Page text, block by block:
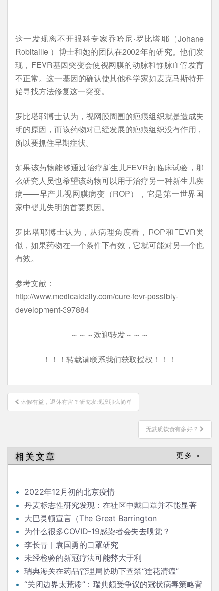
这一发现离不开眼科专家乔哈尼·罗比塔耶（Johane
Robitaille ）博士和她的团队在2002年的研究。他们发
现，FEVR基因突变会使视网膜的动脉和静脉血管发育
不正常。这一基因的确认使其他科学家如麦克马斯特开
始寻找方法修复这一突变。
罗比塔耶博士认为，视网膜周围的疤痕组织就是造成失
明的原因，而该药物对已经发展的疤痕组织没有作用，
所以要抓住早期症状。
如果该药物能够通过治疗新生儿FEVR的临床试验，那
么研究人员也希望该药物可以用于治疗另一种新生儿疾
病——早产儿视网膜病变（ROP），它是第一世界国
家中婴儿失明的首要原因。
罗比塔耶博士认为，从病理角度看，ROP和FEVR类
似，如果药物在一个条件下有效，它就可能对另一个也
有效。
参考文献：
http://www.medicaldaily.com/cure-fevr-possibly-
development-397884
～～～欢迎转发～～～
！！！转载请联系我们获取授权！！！
文
章
休假有益，退休有害？研究发现没那么简单
无麸质饮食有多好？
相关文章 更多 »
2022年12月初的北京疫情
丹麦标志性研究发现：在社区中戴口罩并不能显著
降低（新冠）感染率
大巴灵顿宣言（The Great Barrington
Declaration）
为什么很多COVID-19感染者会失去嗅觉？
李长青｜袁国勇的口罩研究
未经检验的新冠疗法可能弊大于利
瑞典海关在药品管理局协助下查禁“连花清瘟”
“关闭边界太荒谬”：瑞典颇受争议的冠状病毒策略背